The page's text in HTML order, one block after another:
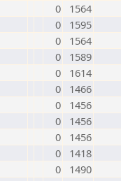
0
1564
0
1595
0
1564
0
1589
0
1614
0
1466
0
1456
0
1456
0
1456
0
1418
0
1490